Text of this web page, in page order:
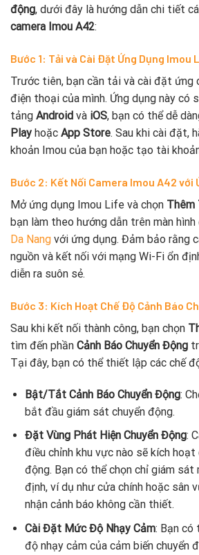
động, dưới đây là hướng dẫn chi tiết
camera Imou A42:
Bước 1: Tải và Cài Đặt Ứng Dụng Imou
Trước tiên, bạn cần tải và cài đặt ứng
điện thoại của mình. Ứng dụng này có
tảng Android và iOS, bạn có thể dễ
Play hoặc App Store. Sau khi cài đặt,
khoản Imou của bạn hoặc tạo tài
Bước 2: Kết Nối Camera Imou A42 với
Mở ứng dụng Imou Life và chọn Thêm
bạn làm theo hướng dẫn trên màn
Da Nang với ứng dụng. Đảm bảo rằng
nguồn và kết nối với mạng Wi-Fi ổn
diễn ra suôn sẻ.
Bước 3: Kích Hoạt Chế Độ Cảnh Báo
Sau khi kết nối thành công, bạn chọn
tìm đến phần Cảnh Báo Chuyển Động
Tại đây, bạn có thể thiết lập các chế
Bật/Tắt Cảnh Báo Chuyển Động:
bắt đầu giám sát chuyển động.
Đặt Vùng Phát Hiện Chuyển Động:
điều chỉnh khu vực nào sẽ kích hoạt
động. Bạn có thể chọn chỉ giám
định, ví dụ như cửa chính hoặc sân
nhận cảnh báo không cần thiết.
Cài Đặt Mức Độ Nhạy Cảm: Bạn có
độ nhạy cảm của cảm biến chuyển